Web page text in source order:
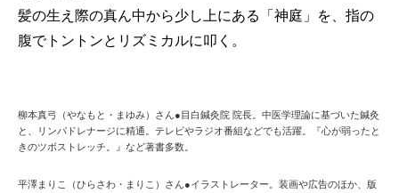
髪の生え際の真ん中から少し上にある「神庭」を、指の
腹でトントンとリズミカルに叩く。
柳本真弓（やなもと・まゆみ）さん●目白鍼灸院 院長。中医学理論に基づいた鍼灸
と、リンパドレナージに精通。テレビやラジオ番組などでも活躍。『心が弱ったと
きのツボストレッチ。』など著書多数。
平澤まりこ（ひらさわ・まりこ）さん●イラストレーター。装画や広告のほか、版